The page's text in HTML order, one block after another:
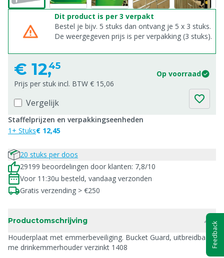
Dit product is per 3 verpakt
Bestel je bijv. 5 stuks dan ontvang je 5 x 3 stuks.
De weergegeven prijs is per verpakking (3 stuks).
€ 12,45
Op voorraad
Prijs per stuk incl. BTW € 15,06
Vergelijk
Staffelprijzen en verpakkingseenheden
1+ Stuks€ 12,45
20 stuks per doos
29199 beoordelingen door klanten: 7,8/10
Voor 11:30u besteld, vandaag verzonden
Gratis verzending > €250
Productomschrijving
Houderplaat met emmerbeveiliging. Bucket Guard, uitbreidbaar
me drinkemmerhouder verzinkt 1408
Feedback